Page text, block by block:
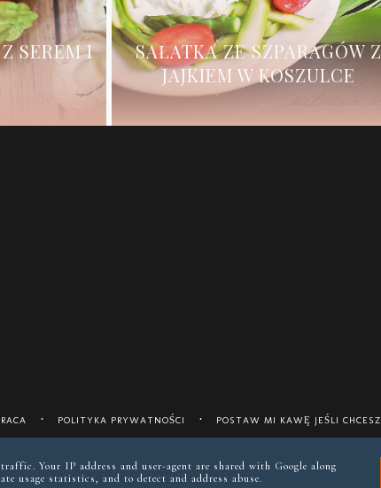
SEREM I
SAŁATKA ZE SZPARAGÓW Z
JAJKIEM W KOSZULCE
POLITYKA PRYWATNOŚCI POSTAW MI KAWĘ JEŚLI CHCESZ
instagram @keto__reva
Your IP address and user-agent are shared with Google along
usage statistics, and to detect and address abuse.